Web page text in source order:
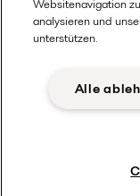
Websitenavigation
analysieren und
unterstützen.
Alle